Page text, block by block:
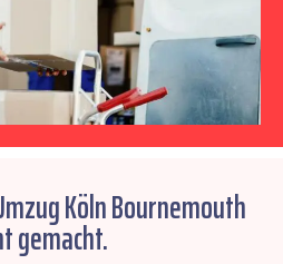
Köln Bournemouth
gemacht.